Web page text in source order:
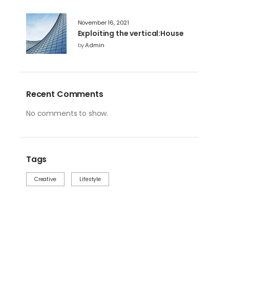
November 16, 2021
Exploiting the vertical:House
byAdmin
Recent Comments
No comments to show.
Tags
Creative Lifestyle